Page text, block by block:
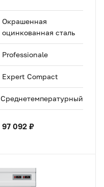
Окрашенная
оцинкованная сталь
Professionale
Expert Compact
Среднетемпературный
97 092 ₽